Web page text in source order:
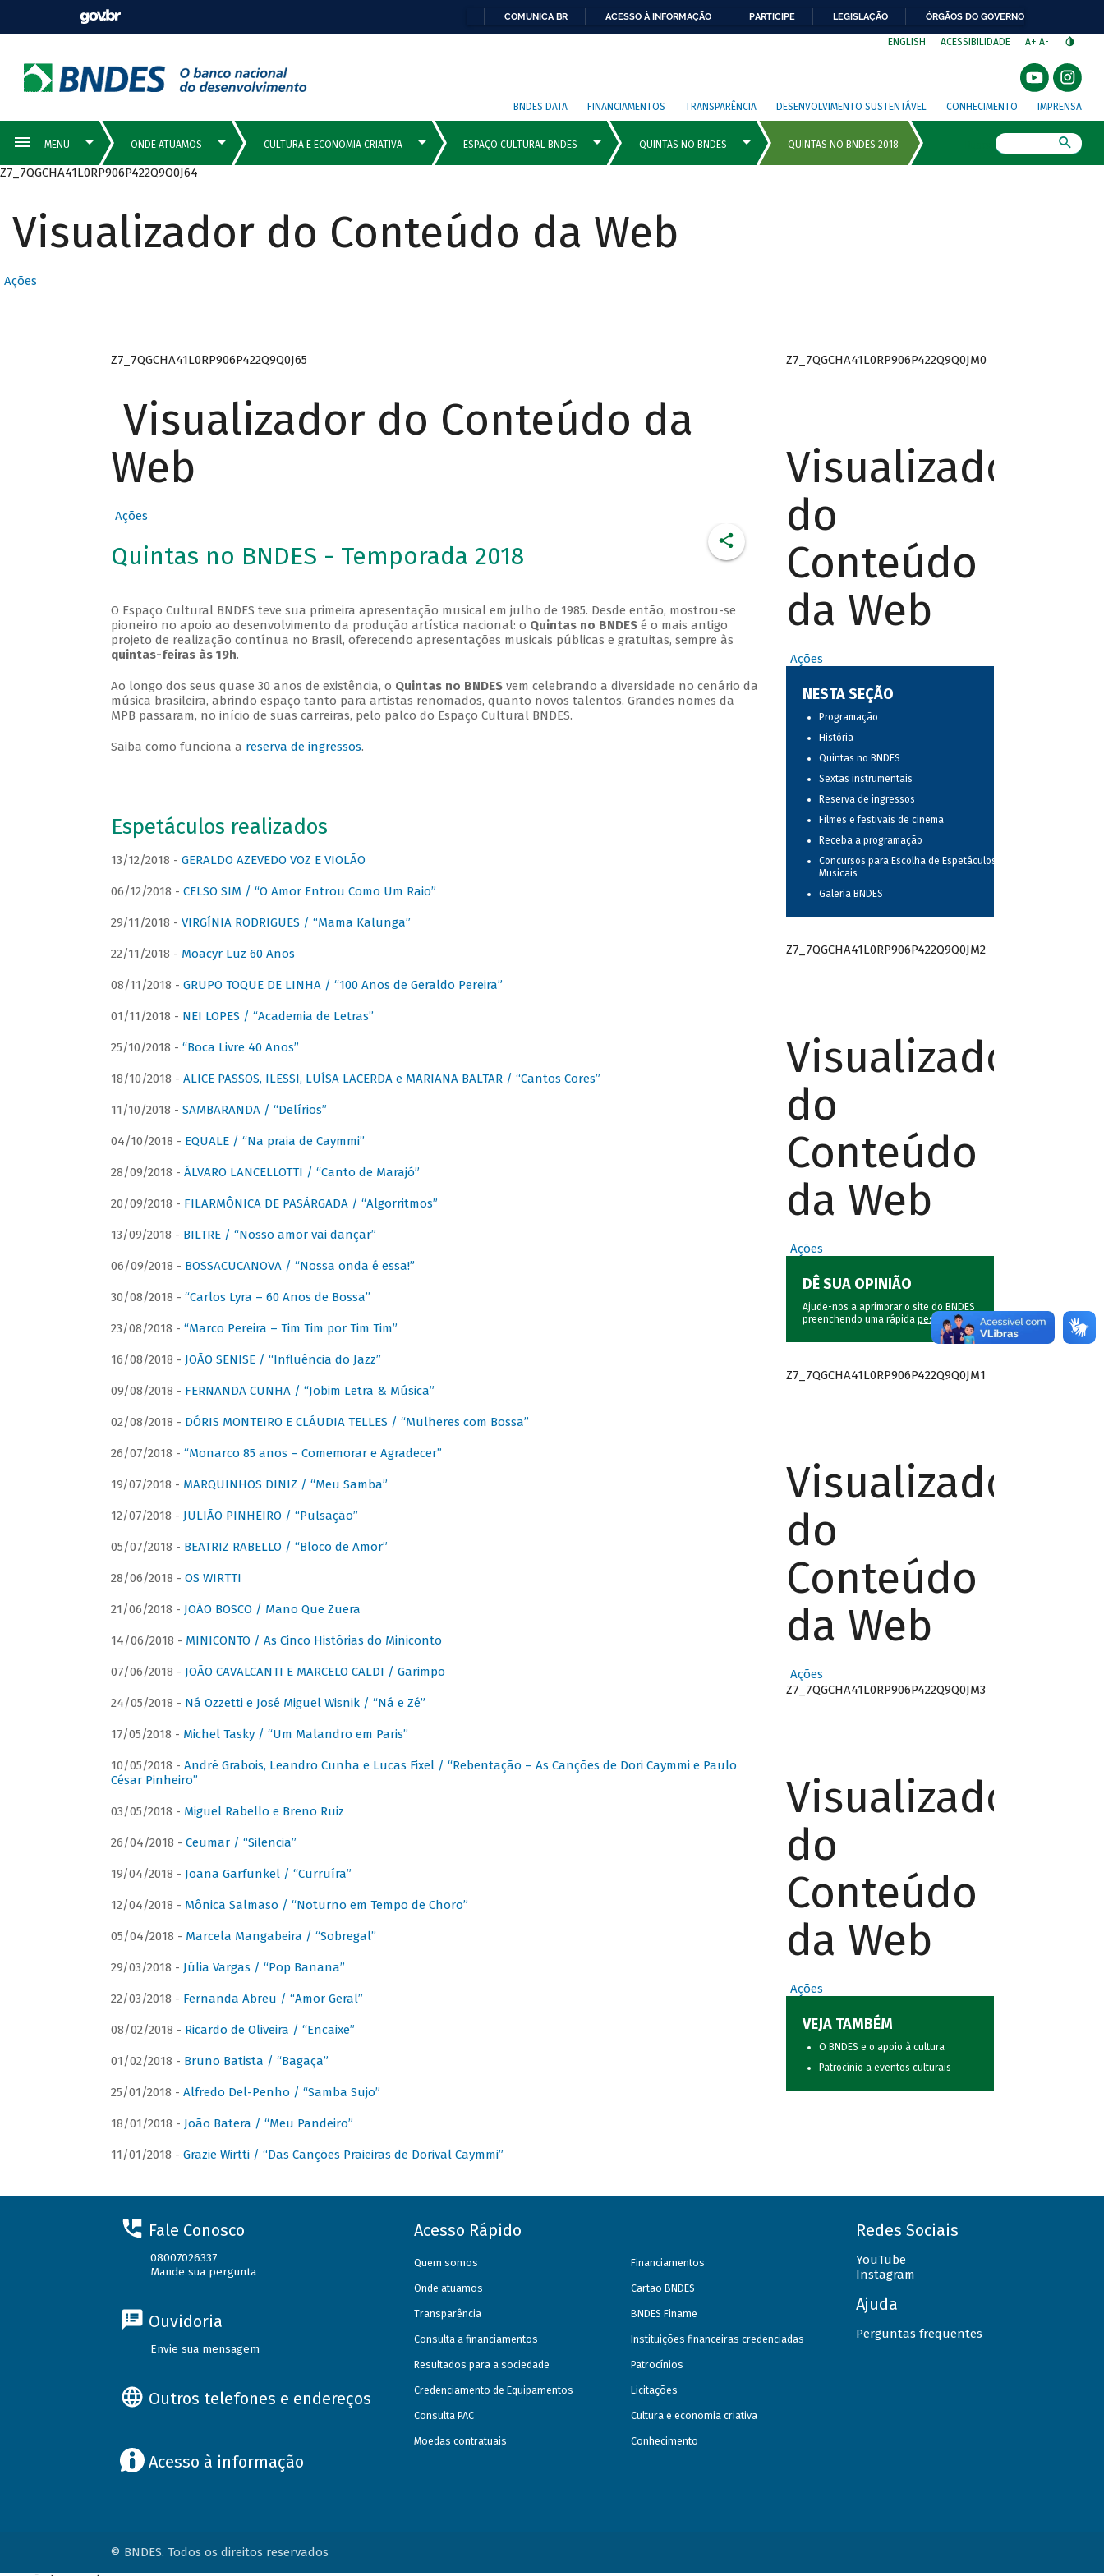
COMUNICA BR ACESSO À INFORMAÇÃO PARTICIPE LEGISLAÇÃO ÓRGÃOS DO GOVERNO
ENGLISH ACESSIBILIDADE A+ A-
BNDES DATA FINANCIAMENTOS TRANSPARÊNCIA DESENVOLVIMENTO SUSTENTÁVEL CONHECIMENTO IMPRENSA
Z7_7QGCHA41L0RP906P422Q9Q0J64
Visualizador do Conteúdo da Web
Ações
Z7_7QGCHA41L0RP906P422Q9Q0J65
Visualizador do Conteúdo da
Web
Ações
Quintas no BNDES - Temporada 2018
O Espaço Cultural BNDES teve sua primeira apresentação musical em julho de 1985. Desde então, mostrou-se
pioneiro no apoio ao desenvolvimento da produção artística nacional: o Quintas no BNDESé o mais antigo
projeto de realização contínua no Brasil, oferecendo apresentações musicais públicas e gratuitas, sempre às
quintas-feiras às 19h.
Ao longo dos seus quase 30 anos de existência, o Quintas no BNDESvem celebrando a diversidade no cenário da
música brasileira, abrindo espaço tanto para artistas renomados, quanto novos talentos. Grandes nomes da
MPB passaram, no início de suas carreiras, pelo palco do Espaço Cultural BNDES.
Saiba como funciona a reserva de ingressos.
Espetáculos realizados
13/12/2018 - GERALDO AZEVEDO VOZ E VIOLÃO
06/12/2018 - CELSO SIM / “O Amor Entrou Como Um Raio”
29/11/2018 - VIRGÍNIA RODRIGUES / “Mama Kalunga”
22/11/2018 - Moacyr Luz 60 Anos
08/11/2018 - GRUPO TOQUE DE LINHA / “100 Anos de Geraldo Pereira”
01/11/2018 - NEI LOPES / “Academia de Letras”
25/10/2018 - “Boca Livre 40 Anos”
18/10/2018 - ALICE PASSOS, ILESSI, LUÍSA LACERDA e MARIANA BALTAR / “Cantos Cores”
11/10/2018 - SAMBARANDA / “Delírios”
04/10/2018 - EQUALE / “Na praia de Caymmi”
28/09/2018 - ÁLVARO LANCELLOTTI / “Canto de Marajó”
20/09/2018 - FILARMÔNICA DE PASÁRGADA / “Algorritmos”
13/09/2018 - BILTRE / “Nosso amor vai dançar”
06/09/2018 - BOSSACUCANOVA / “Nossa onda é essa!”
30/08/2018 - “Carlos Lyra – 60 Anos de Bossa”
23/08/2018 - “Marco Pereira – Tim Tim por Tim Tim”
16/08/2018 - JOÃO SENISE / “Influência do Jazz”
09/08/2018 - FERNANDA CUNHA / “Jobim Letra & Música”
02/08/2018 - DÓRIS MONTEIRO E CLÁUDIA TELLES / “Mulheres com Bossa”
26/07/2018 - “Monarco 85 anos – Comemorar e Agradecer”
19/07/2018 - MARQUINHOS DINIZ / “Meu Samba”
12/07/2018 - JULIÃO PINHEIRO / “Pulsação”
05/07/2018 - BEATRIZ RABELLO / “Bloco de Amor”
28/06/2018 - OS WIRTTI
21/06/2018 - JOÃO BOSCO / Mano Que Zuera
14/06/2018 - MINICONTO / As Cinco Histórias do Miniconto
07/06/2018 - JOÃO CAVALCANTI E MARCELO CALDI / Garimpo
24/05/2018 - Ná Ozzetti e José Miguel Wisnik / “Ná e Zé”
17/05/2018 - Michel Tasky / “Um Malandro em Paris”
10/05/2018 - André Grabois, Leandro Cunha e Lucas Fixel / “Rebentação – As Canções de Dori Caymmi e Paulo
César Pinheiro”
03/05/2018 - Miguel Rabello e Breno Ruiz
26/04/2018 - Ceumar / “Silencia”
19/04/2018 - Joana Garfunkel / “Curruíra”
12/04/2018 - Mônica Salmaso / “Noturno em Tempo de Choro”
05/04/2018 - Marcela Mangabeira / “Sobregal”
29/03/2018 - Júlia Vargas / “Pop Banana”
22/03/2018 - Fernanda Abreu / “Amor Geral”
08/02/2018 - Ricardo de Oliveira / “Encaixe”
01/02/2018 - Bruno Batista / “Bagaça”
25/01/2018 - Alfredo Del-Penho / “Samba Sujo”
18/01/2018 - João Batera / “Meu Pandeiro”
11/01/2018 - Grazie Wirtti / “Das Canções Praieiras de Dorival Caymmi”
Z7_7QGCHA41L0RP906P422Q9Q0JM0
Visualizador
do
Conteúdo
da Web
Ações
NESTA SEÇÃO
Programação
História
Quintas no BNDES
Sextas instrumentais
Reserva de ingressos
Filmes e festivais de cinema
Receba a programação
Concursos para Escolha de Espetáculos
Musicais
Galeria BNDES
Z7_7QGCHA41L0RP906P422Q9Q0JM2
Visualizador
do
Conteúdo
da Web
Ações
DÊ SUA OPINIÃO
Ajude-nos a aprimorar o site do BNDES
preenchendo uma rápida pesquisa.
Z7_7QGCHA41L0RP906P422Q9Q0JM1
Visualizador
do
Conteúdo
da Web
Ações
Z7_7QGCHA41L0RP906P422Q9Q0JM3
Visualizador
do
Conteúdo
da Web
Ações
VEJA TAMBÉM
O BNDES e o apoio à cultura
Patrocínio a eventos culturais
Fale Conosco
08007026337
Mande sua pergunta
Ouvidoria
Envie sua mensagem
Outros telefones e endereços
Acesso à informação
Acesso Rápido
Quem somos
Onde atuamos
Transparência
Consulta a financiamentos
Resultados para a sociedade
Credenciamento de Equipamentos
Consulta PAC
Moedas contratuais
Financiamentos
Cartão BNDES
BNDES Finame
Instituições financeiras credenciadas
Patrocínios
Licitações
Cultura e economia criativa
Conhecimento
Redes Sociais
YouTube
Instagram
Ajuda
Perguntas frequentes
© BNDES. Todos os direitos reservados